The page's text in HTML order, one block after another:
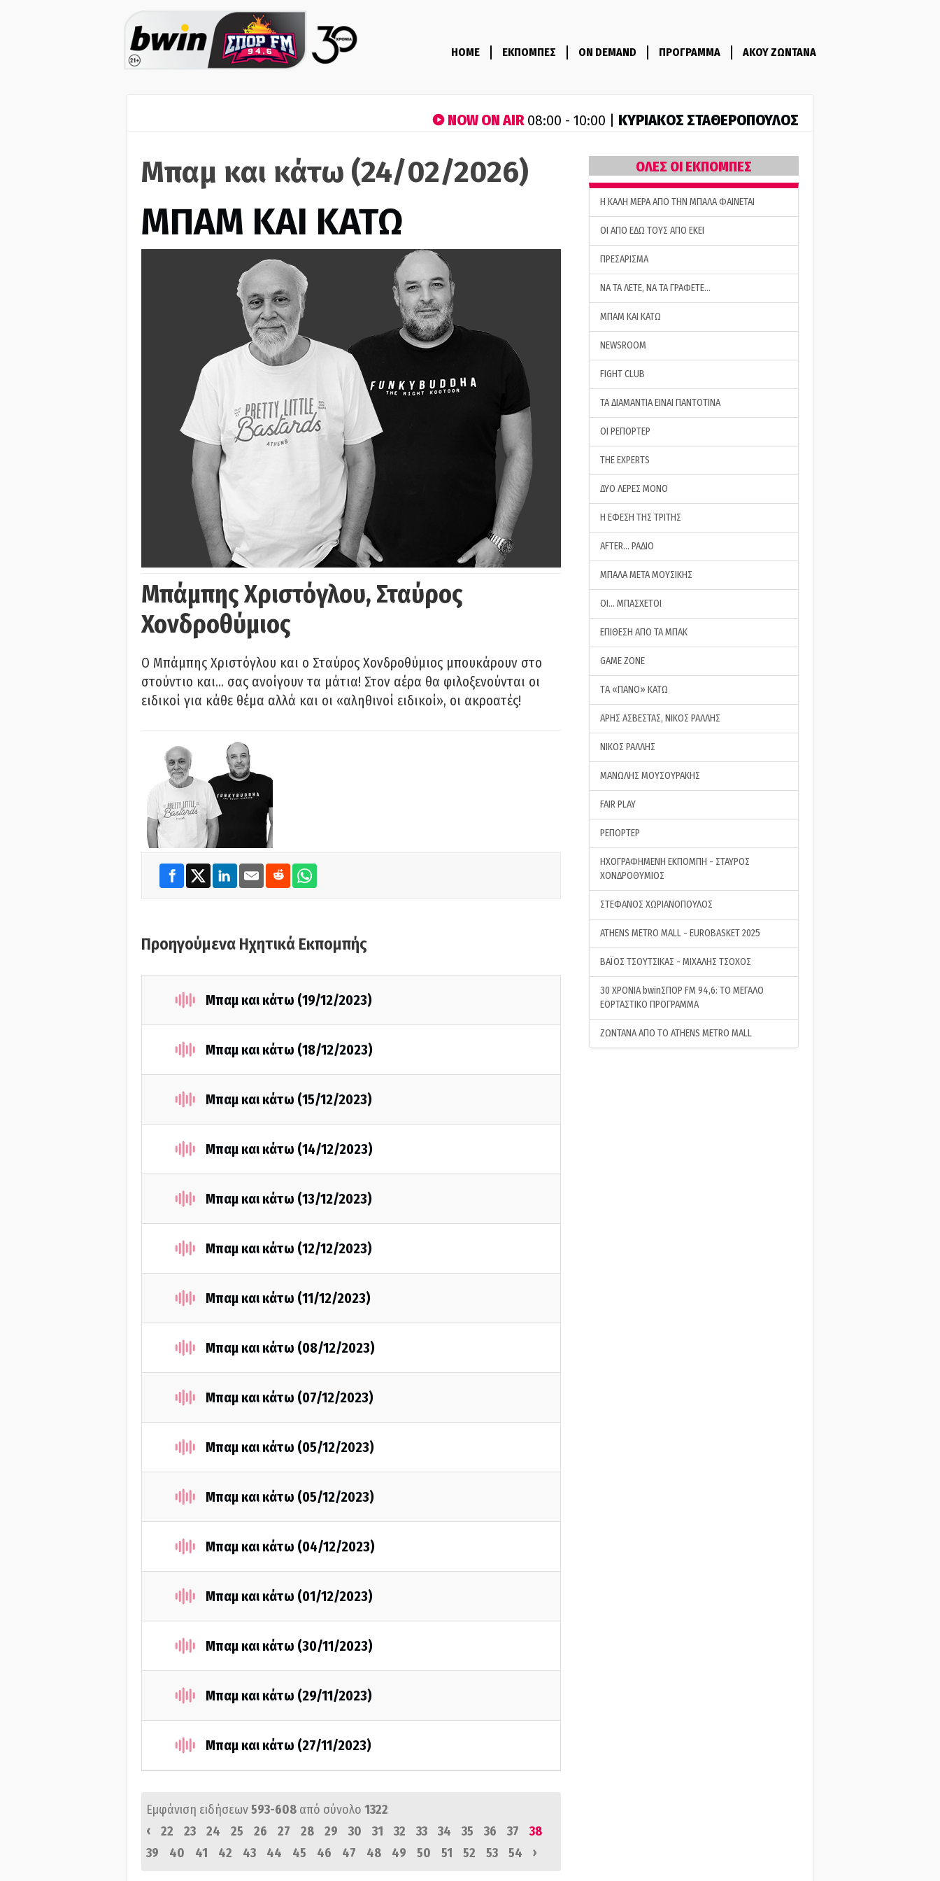
HOME ΕΚΠΟΜΠΕΣ ON DEMAND ΠΡΟΓΡΑΜΜΑ ΑΚΟΥ ΖΩΝΤΑΝΑ
NOW ON AIR08:00 - 10:00 | ΚΥΡΙΑΚΟΣ ΣΤΑΘΕΡΟΠΟΥΛΟΣ
Μπαμ και κάτω (24/02/2026)
ΜΠΑΜ ΚΑΙ ΚΑΤΩ
Μπάμπης Χριστόγλου, Σταύρος
Χονδροθύμιος
O Μπάμπης Χριστόγλου και ο Σταύρος Χονδροθύμιος μπουκάρουν στο
στούντιο και… σας ανοίγουν τα μάτια! Στον αέρα θα φιλοξενούνται οι
ειδικοί για κάθε θέμα αλλά και οι «αληθινοί ειδικοί», οι ακροατές!
Προηγούμενα Ηχητικά Εκπομπής
Μπαμ και κάτω (19/12/2023)
Μπαμ και κάτω (18/12/2023)
Μπαμ και κάτω (15/12/2023)
Μπαμ και κάτω (14/12/2023)
Μπαμ και κάτω (13/12/2023)
Μπαμ και κάτω (12/12/2023)
Μπαμ και κάτω (11/12/2023)
Μπαμ και κάτω (08/12/2023)
Μπαμ και κάτω (07/12/2023)
Μπαμ και κάτω (05/12/2023)
Μπαμ και κάτω (05/12/2023)
Μπαμ και κάτω (04/12/2023)
Μπαμ και κάτω (01/12/2023)
Μπαμ και κάτω (30/11/2023)
Μπαμ και κάτω (29/11/2023)
Μπαμ και κάτω (27/11/2023)
Εμφάνιση ειδήσεων593-608 από σύνολο 1322
‹
22 23 24 25 26 27 28 29 30 31 32 33 34 35 36 37
38
39
40 41 42 43 44 45 46 47 48 49 50 51 52 53 54 ›
ΟΛΕΣ ΟΙ ΕΚΠΟΜΠΕΣ
H ΚΑΛΗ ΜΕΡΑ ΑΠΟ ΤΗΝ ΜΠΑΛΑ ΦΑΙΝΕΤΑΙ
ΟΙ ΑΠΟ ΕΔΩ ΤΟΥΣ ΑΠΟ ΕΚΕΙ
ΠΡΕΣΑΡΙΣΜΑ
ΝΑ ΤΑ ΛΕΤΕ, ΝΑ ΤΑ ΓΡΑΦΕΤΕ…
ΜΠΑΜ ΚΑΙ ΚΑΤΩ
NEWSROOM
FIGHT CLUB
ΤΑ ΔΙΑΜΑΝΤΙΑ ΕΙΝΑΙ ΠΑΝΤΟΤΙΝΑ
ΟΙ ΡΕΠΟΡΤΕΡ
THE EXPERTS
ΔΥΟ ΛΕΡΕΣ ΜΟΝΟ
Η ΕΦΕΣΗ ΤΗΣ ΤΡΙΤΗΣ
AFTER… ΡΑΔΙΟ
ΜΠΑΛΑ ΜΕΤΑ ΜΟΥΣΙΚΗΣ
ΟΙ… ΜΠΑΣΧΕΤΟΙ
ΕΠΙΘΕΣΗ ΑΠΟ ΤΑ ΜΠΑΚ
GAME ZONE
ΤA «ΠΑΝΟ» ΚΑΤΩ
ΑΡΗΣ ΑΣΒΕΣΤΑΣ, ΝΙΚΟΣ ΡΑΛΛΗΣ
ΝΙΚΟΣ ΡΑΛΛΗΣ
ΜΑΝΩΛΗΣ ΜΟΥΣΟΥΡΑΚΗΣ
FAIR PLAY
ΡΕΠΟΡΤΕΡ
ΗΧΟΓΡΑΦΗΜΕΝΗ ΕΚΠΟΜΠΗ - ΣΤΑΥΡΟΣ
ΧΟΝΔΡΟΘΥΜΙΟΣ
ΣΤΕΦΑΝΟΣ ΧΩΡΙΑΝΟΠΟΥΛΟΣ
ATHENS METRO MALL - EUROBASKET 2025
ΒΑΪΟΣ ΤΣΟΥΤΣΙΚΑΣ - ΜΙΧΑΛΗΣ ΤΣΟΧΟΣ
30 ΧΡΟΝΙΑ bwinΣΠΟΡ FM 94,6: ΤΟ ΜΕΓΑΛΟ
ΕΟΡΤΑΣΤΙΚΟ ΠΡΟΓΡΑΜΜΑ
ΖΩΝΤΑΝΑ ΑΠΟ ΤΟ ATHENS METRO MALL